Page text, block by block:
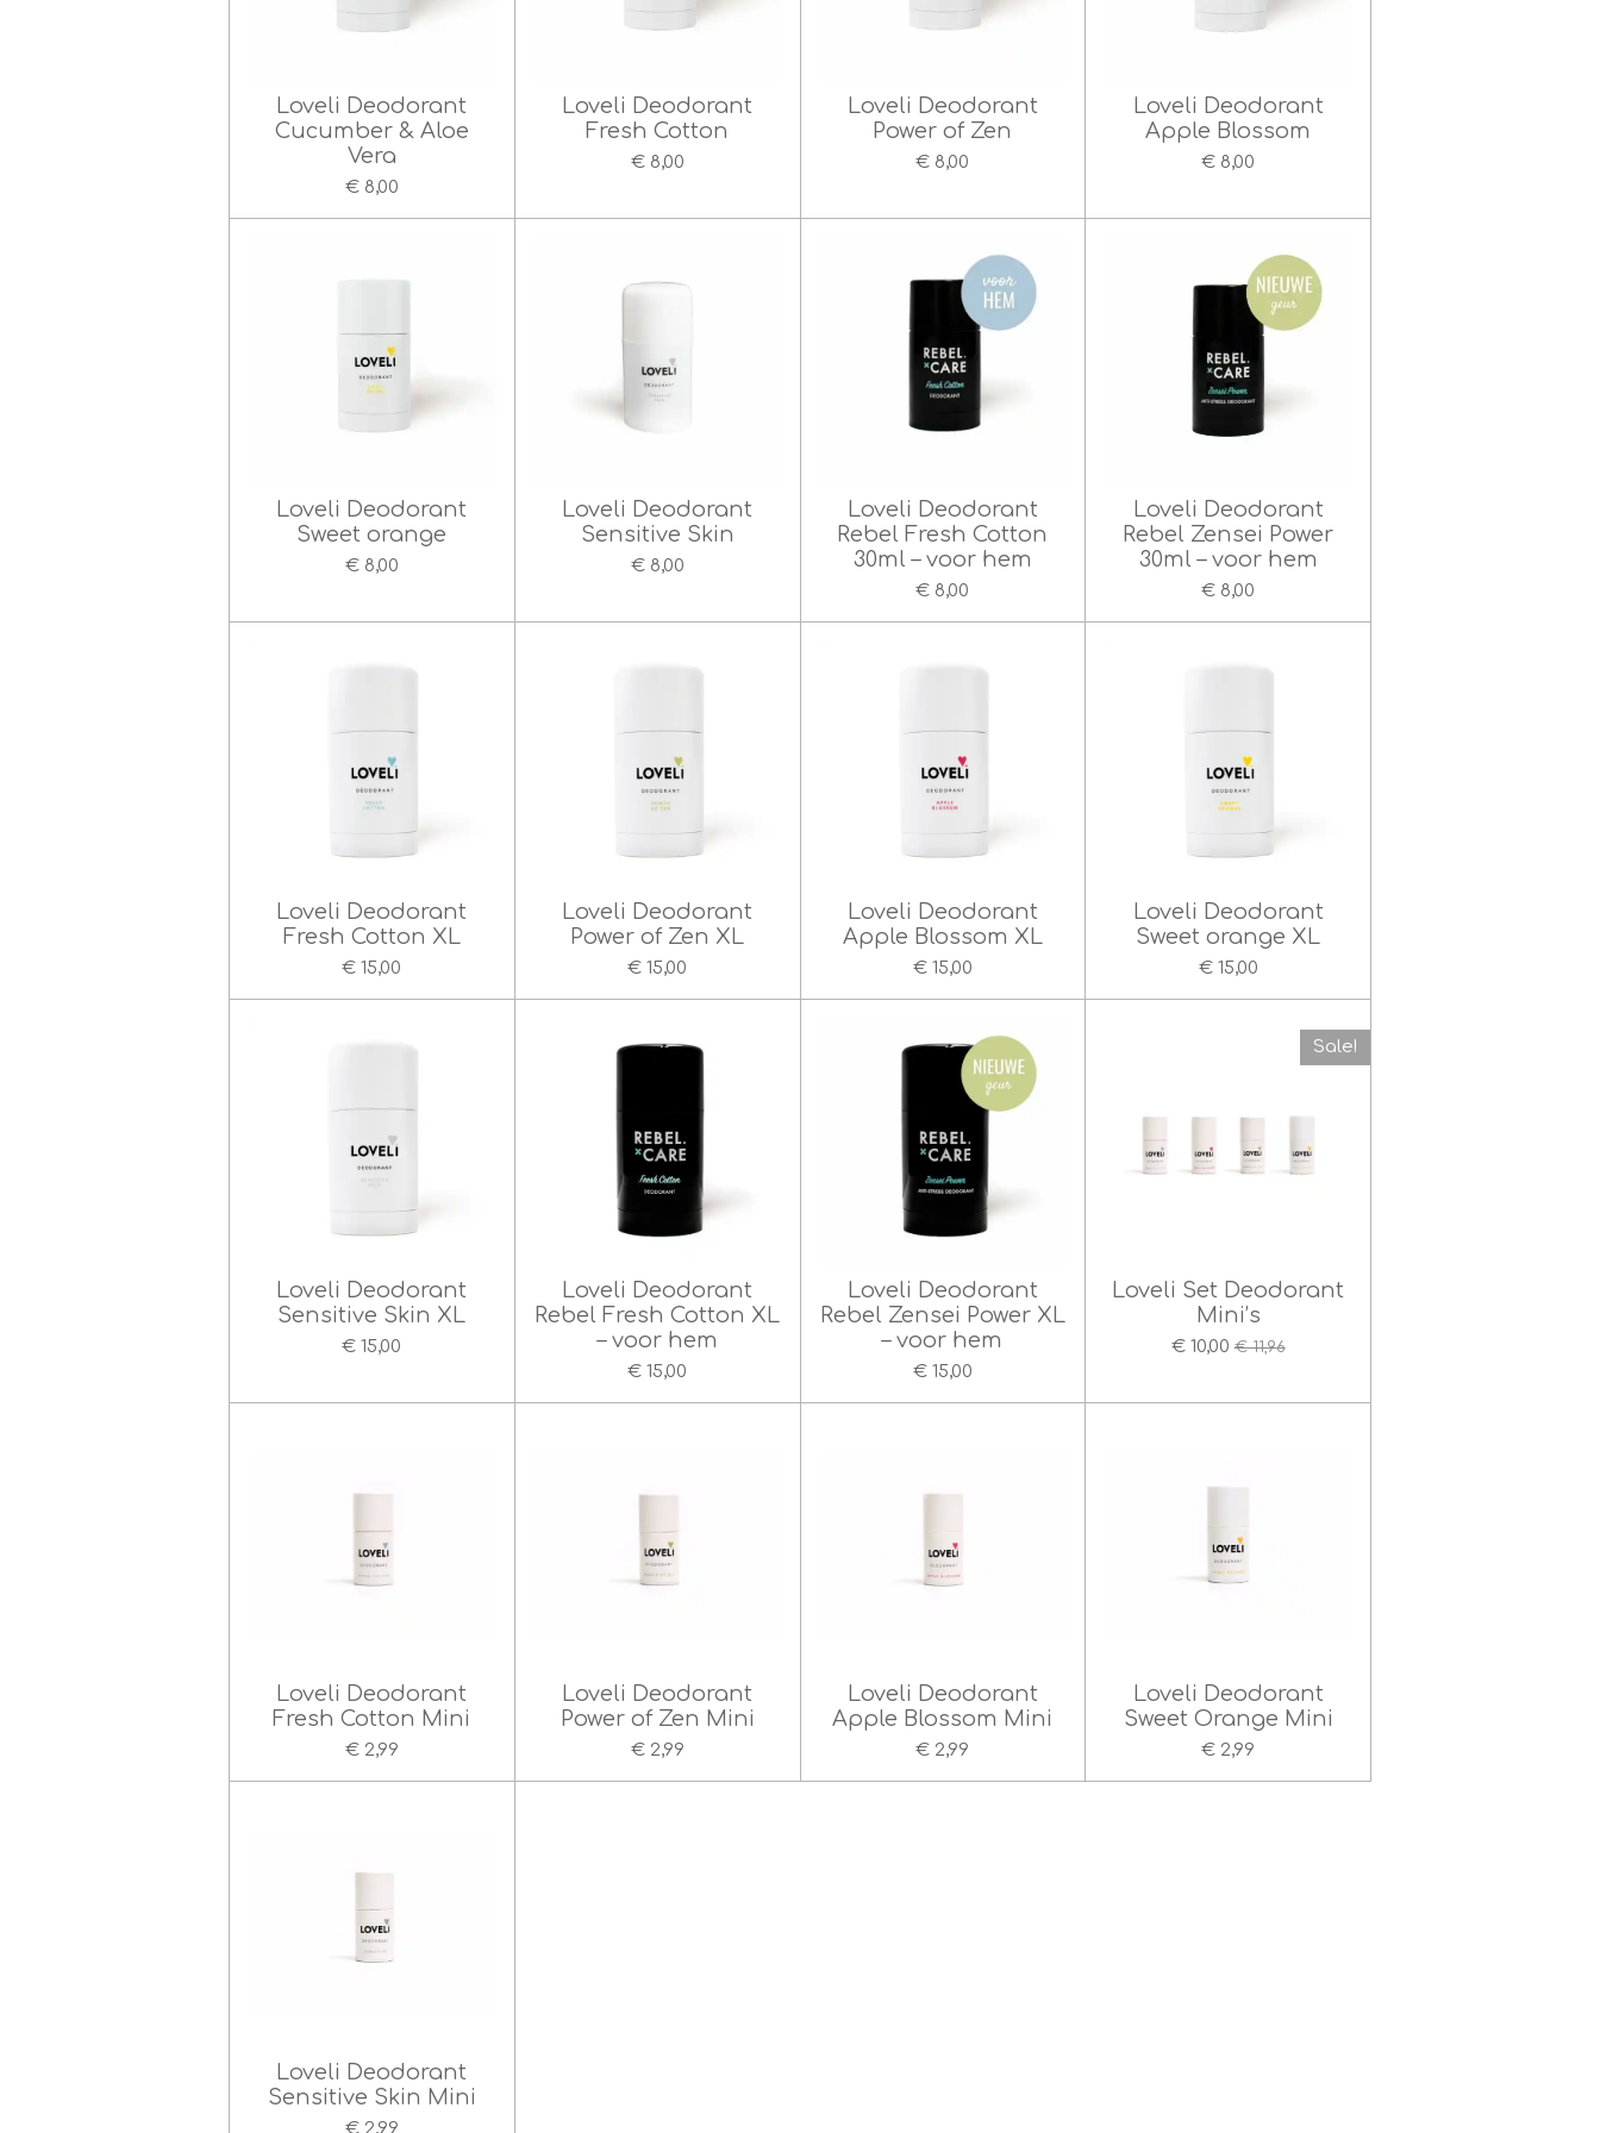
Loveli Deodorant
Cucumber & Aloe
Vera
€ 8,00
Loveli Deodorant
Fresh Cotton
€ 8,00
Loveli Deodorant
Power of Zen
€ 8,00
Loveli Deodorant
Apple Blossom
€ 8,00
Loveli Deodorant
Sweet orange
€ 8,00
Loveli Deodorant
Sensitive Skin
€ 8,00
Loveli Deodorant
Rebel Fresh Cotton
30ml – voor hem
€ 8,00
Loveli Deodorant
Rebel Zensei Power
30ml – voor hem
€ 8,00
Loveli Deodorant
Fresh Cotton XL
€ 15,00
Loveli Deodorant
Power of Zen XL
€ 15,00
Loveli Deodorant
Apple Blossom XL
€ 15,00
Loveli Deodorant
Sweet orange XL
€ 15,00
Loveli Deodorant
Sensitive Skin XL
€ 15,00
Loveli Deodorant
Rebel Fresh Cotton XL
– voor hem
€ 15,00
Loveli Deodorant
Rebel Zensei Power XL
– voor hem
€ 15,00
Sale!
Loveli Set Deodorant
Mini’s
€ 10,00 € 11,96
Loveli Deodorant
Fresh Cotton Mini
€ 2,99
Loveli Deodorant
Power of Zen Mini
€ 2,99
Loveli Deodorant
Apple Blossom Mini
€ 2,99
Loveli Deodorant
Sweet Orange Mini
€ 2,99
Loveli Deodorant
Sensitive Skin Mini
€ 2,99